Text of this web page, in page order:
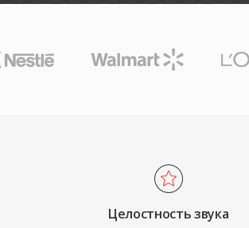
Целостность звука